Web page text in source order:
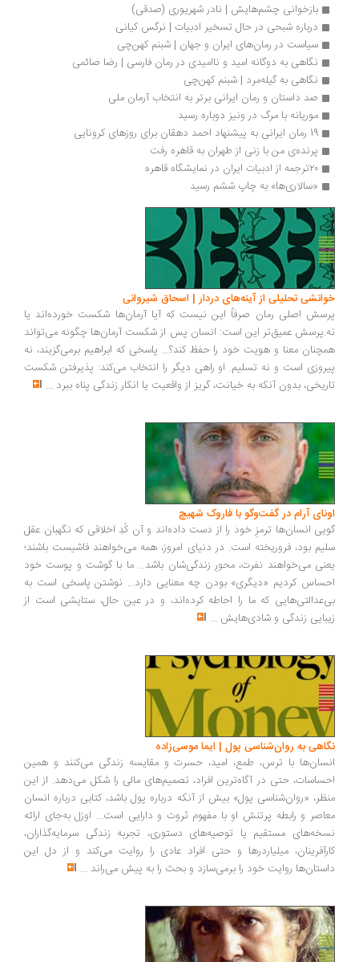
بازخوانی چشم‌هایش | نادر شهریوری (صدقی)
درباره شبحی در حال تسخیر ادبیات | نرگس کیانی
سیاست در رمان‌های ایران و جهان | شبنم کهن‌چی
نگاهی به دوگانه امید و ناامیدی در رمان فارسی | رضا صائمی
نگاهی به گیله‌مرد | شبنم کهن‌چی
صد داستان و رمان ایرانی برتر به انتخاب آرمان ملی
موریانه با مرگ در ونیز دوباره رسید
19 رمان ایرانی به پیشنهاد احمد دهقان برای روزهای کرونایی
پرنده‌ی من با زنی از طهران به قاهره رفت
۲۰ترجمه از ادبیات ایران در نمایشگاه قاهره
«سالاری‌ها» به چاپ ششم رسید
خوانشی تحلیلی از آینه‌های دردار | اسحاق شیروانی
پرسش اصلی رمان صرفاً این نیست که آیا آرمان‌ها شکست خورده‌اند یا
نه.پرسش عمیق‌تر این است: انسان پس از شکست آرمان‌ها چگونه می‌تواند
همچنان معنا و هویت خود را حفظ کند؟... پاسخی که ابراهیم برمی‌گزیند، نه
پیروزی است و نه تسلیم. او راهی دیگر را انتخاب می‌کند: پذیرفتن شکست
تاریخی، بدون آنکه به خیانت، گریز از واقعیت یا انکار زندگی پناه ببرد ...
اونای آرام در گفت‌وگو با فاروک شهیچ‭
گویی انسان‌ها ترمزِ خود را از دست داده‌اند و آن کُدِ اخلاقی که نگهبان عقل
سلیم بود، فروریخته است. در دنیای امروز، همه می‌خواهند فاشیست باشند؛
یعنی می‌خواهند نفرت، محورِ زندگی‌شان باشد... ما با گوشت و پوست خود
احساس کردیم «دیگری» بودن چه معنایی دارد... نوشتن پاسخی است به
بی‌عدالتی‌هایی که ما را احاطه کرده‌اند، و در عین حال، ستایشی است از
زیبایی زندگی و شادی‌هایش ...
نگاهی به روان‌شناسی پول | ایما موسی‌زاده
انسان‌ها با ترس، طمع، امید، حسرت و مقایسه زندگی می‌کنند و همین
احساسات، حتی در آگاه‌ترین افراد، تصمیم‌های مالی را شکل می‌دهد. از این
منظر، «روان‌شناسی پول» بیش از آنکه درباره پول باشد، کتابی درباره انسان
معاصر و رابطه پرتنش او با مفهوم ثروت و دارایی است... اوزل به‌جای ارائه
نسخه‌های مستقیم یا توصیه‌های دستوری، تجربه زندگی سرمایه‌گذاران،
کارآفرینان، میلیاردرها و حتی افراد عادی را روایت می‌کند و از دل این
داستان‌ها روایت خود را برمی‌سازد و بحث را به پیش می‌راند ...